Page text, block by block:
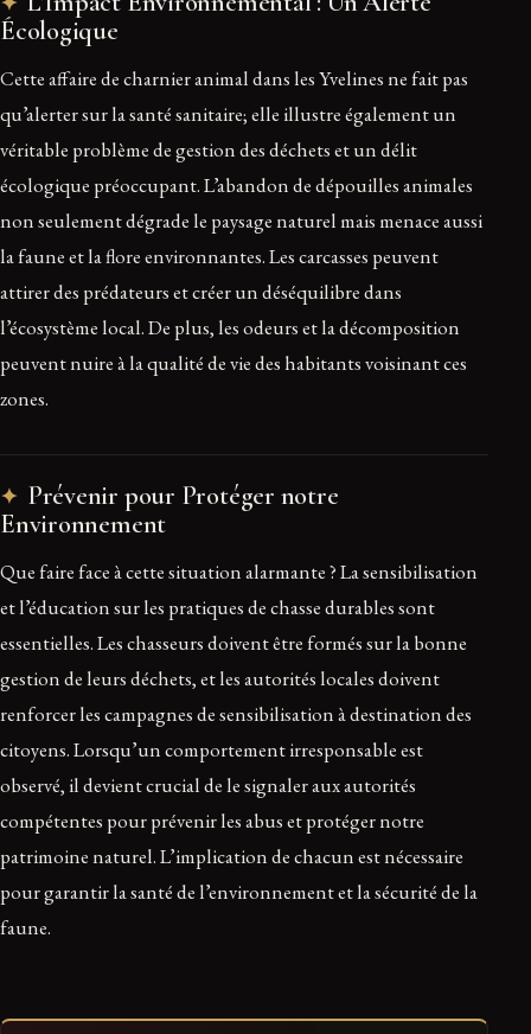
Écologique
Cette affaire de charnier animal dans les Yvelines ne fait pas
qu’alerter sur la santé sanitaire; elle illustre également un
véritable problème de gestion des déchets et un délit
écologique préoccupant. L’abandon de dépouilles animales
non seulement dégrade le paysage naturel mais menace aussi
la faune et la flore environnantes. Les carcasses peuvent
attirer des prédateurs et créer un déséquilibre dans
l’écosystème local. De plus, les odeurs et la décomposition
peuvent nuire à la qualité de vie des habitants voisinant ces
zones.
Prévenir pour Protéger notre
Environnement
Que faire face à cette situation alarmante ? La sensibilisation
et l’éducation sur les pratiques de chasse durables sont
essentielles. Les chasseurs doivent être formés sur la bonne
gestion de leurs déchets, et les autorités locales doivent
renforcer les campagnes de sensibilisation à destination des
citoyens. Lorsqu’un comportement irresponsable est
observé, il devient crucial de le signaler aux autorités
compétentes pour prévenir les abus et protéger notre
patrimoine naturel. L’implication de chacun est nécessaire
pour garantir la santé de l’environnement et la sécurité de la
faune.